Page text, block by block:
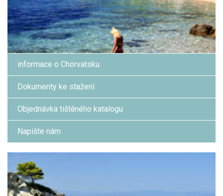
informace o Chorvatsku
Dokumenty ke stažení
Objednávka tištěného katalogu
Napište nám